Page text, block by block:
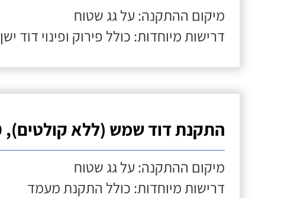
מיקום ההתקנה: על גג שטוח
דרישות מיוחדות: כולל פירוק ופינוי דוד ישן
התקנת דוד שמש (ללא קולטים), 150 ליטר
מיקום ההתקנה: על גג שטוח
דרישות מיוחדות: כולל התקנת מעמד